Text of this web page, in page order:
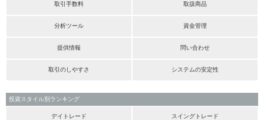
取引手数料 取扱商品
分析ツール 資金管理
提供情報 問い合わせ
取引のしやすさ システムの安定性
投資スタイル別ランキング
デイトレード スイングトレード